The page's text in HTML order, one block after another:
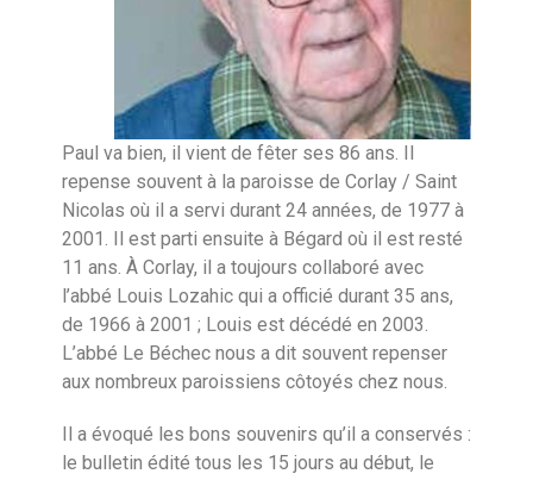
Paul va bien, il vient de fêter ses 86 ans. Il
repense souvent à la paroisse de Corlay / Saint
Nicolas où il a servi durant 24 années, de 1977 à
2001. Il est parti ensuite à Bégard où il est resté
11 ans. À Corlay, il a toujours collaboré avec
l’abbé Louis Lozahic qui a officié durant 35 ans,
de 1966 à 2001 ; Louis est décédé en 2003.
L’abbé Le Béchec nous a dit souvent repenser
aux nombreux paroissiens côtoyés chez nous.
Il a évoqué les bons souvenirs qu’il a conservés :
le bulletin édité tous les 15 jours au début, le